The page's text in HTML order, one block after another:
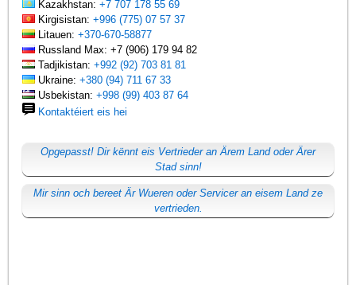
Kazakhstan:+7 707 178 55 69
Kirgisistan:+996 (775) 07 57 37
Litauen:+370-670-58877
Russland Max: +7 (906) 179 94 82
Tadjikistan:+992 (92) 703 81 81
Ukraine:+380 (94) 711 67 33
Usbekistan:+998 (99) 403 87 64
Kontaktéiert eis hei
Opgepasst! Dir kënnt eis Vertrieder an Ärem Land oder Ärer
Stad sinn!
Mir sinn och bereet Är Wueren oder Servicer an eisem Land ze
vertrieden.